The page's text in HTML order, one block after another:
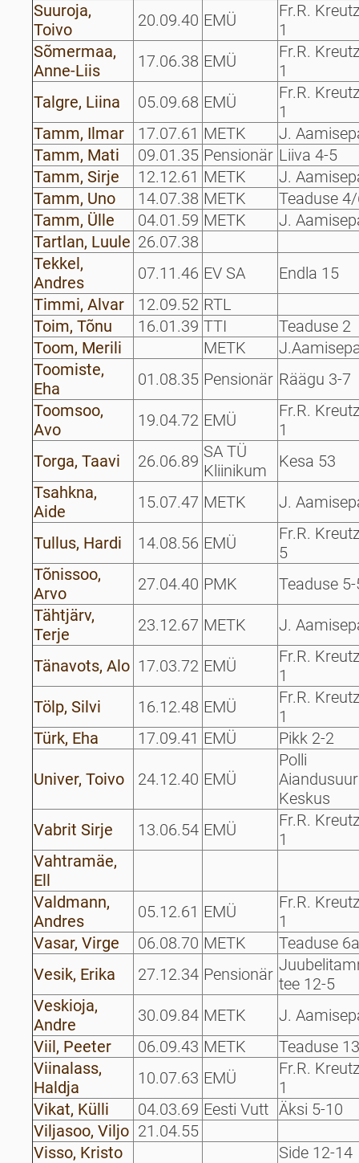
Suuroja,
Toivo
20.09.40 EMÜ
Fr.R.
1
Sõmermaa,
Anne-Liis
17.06.38 EMÜ
Fr.R.
1
Talgre, Liina
05.09.68 EMÜ
Fr.R.
1
Tamm, Ilmar
17.07.61 METK
J.
Tamm, Mati
09.01.35 Pensionär Liiva 4-5
Tamm, Sirje
12.12.61 METK
J.
Tamm, Uno
14.07.38 METK
Teaduse
Tamm, Ülle
04.01.59 METK
J.
Tartlan, Luule 26.07.38
Tekkel,
Andres
07.11.46 EV SA
Endla 15
Timmi, Alvar
12.09.52 RTL
Toim, Tõnu
16.01.39 TTI
Teaduse 2
Toom, Merili
METK
Toomiste,
Eha
01.08.35 Pensionär Räägu 3-7
Toomsoo,
Avo
19.04.72 EMÜ
Fr.R.
1
Torga, Taavi
26.06.89 SA TÜ
Kliinikum
Kesa 53
Tsahkna,
Aide
15.07.47 METK J.
Tullus, Hardi 14.08.56 EMÜ
Fr.R.
5
Tõnissoo,
Arvo
27.04.40 PMK
Teaduse
Tähtjärv,
Terje
23.12.67 METK J.
Tänavots, Alo 17.03.72 EMÜ
Fr.R.
1
Tölp, Silvi
16.12.48 EMÜ
Fr.R.
1
Türk, Eha
17.09.41 EMÜ Pikk 2-2
Univer, Toivo 24.12.40 EMÜ
Polli
Keskus
Vabrit Sirje
13.06.54 EMÜ
Fr.R.
1
Vahtramäe,
Ell
Valdmann,
Andres
05.12.61 EMÜ
Fr.R.
1
Vasar, Virge
06.08.70 METK
Teaduse 6a
Vesik, Erika
27.12.34 Pensionär tee 12-5
Veskioja,
Andre
30.09.84 METK
J.
Viil, Peeter
06.09.43 METK
Teaduse 13
Viinalass,
Haldja
10.07.63 EMÜ
Fr.R.
1
Vikat, Külli
04.03.69 Eesti Vutt Äksi 5-10
Viljasoo, Viljo 21.04.55
Visso, Kristo
Side 12-14